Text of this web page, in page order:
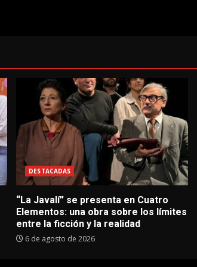
DESTACADAS
“La Javalí” se presenta en Cuatro
Elementos: una obra sobre los límites
entre la ficción y la realidad
6 de agosto de 2026